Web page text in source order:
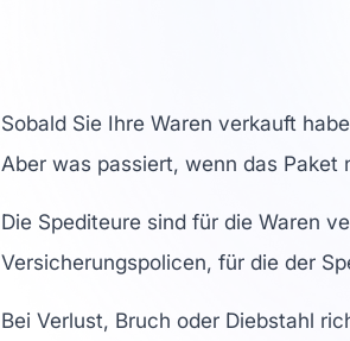
Sobald Sie Ihre Waren verkauft
Aber was passiert, wenn das
Die Spediteure sind für die Waren
Versicherungspolicen, für die der
Bei Verlust, Bruch oder Diebstahl